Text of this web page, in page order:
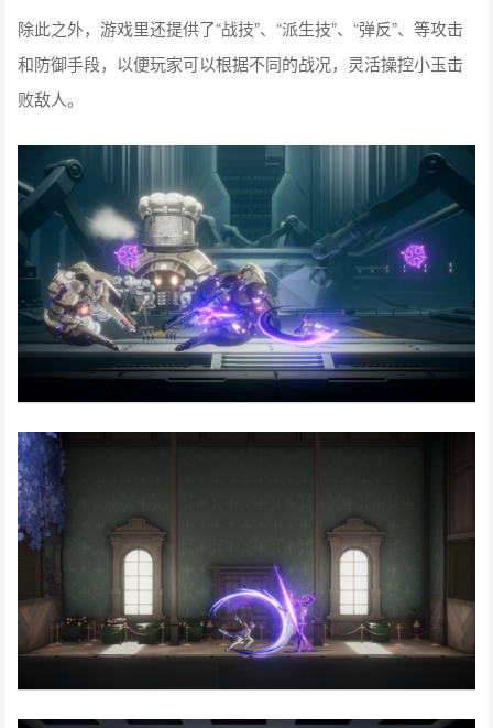
除此之外，游戏里还提供了“战技”、“派生技”、“弹反”、等攻击
和防御手段，以便玩家可以根据不同的战况，灵活操控小玉击
败敌人。